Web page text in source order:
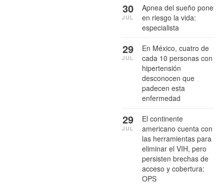
Apnea del sueño pone
en riesgo la vida:
especialista
30
JUL
En México, cuatro de
cada 10 personas con
hipertensión
desconocen que
padecen esta
enfermedad
29
JUL
El continente
americano cuenta con
las herramientas para
eliminar el VIH, pero
persisten brechas de
acceso y cobertura:
OPS
29
JUL